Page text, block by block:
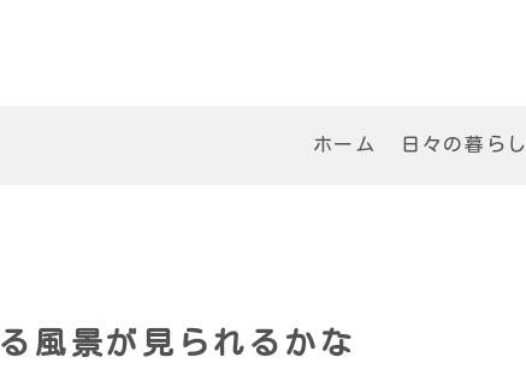
ホーム 日々の暮らし
風景が見られるかな